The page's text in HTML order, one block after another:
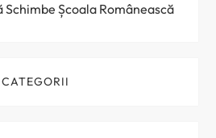
Școala Românească
CATEGORII